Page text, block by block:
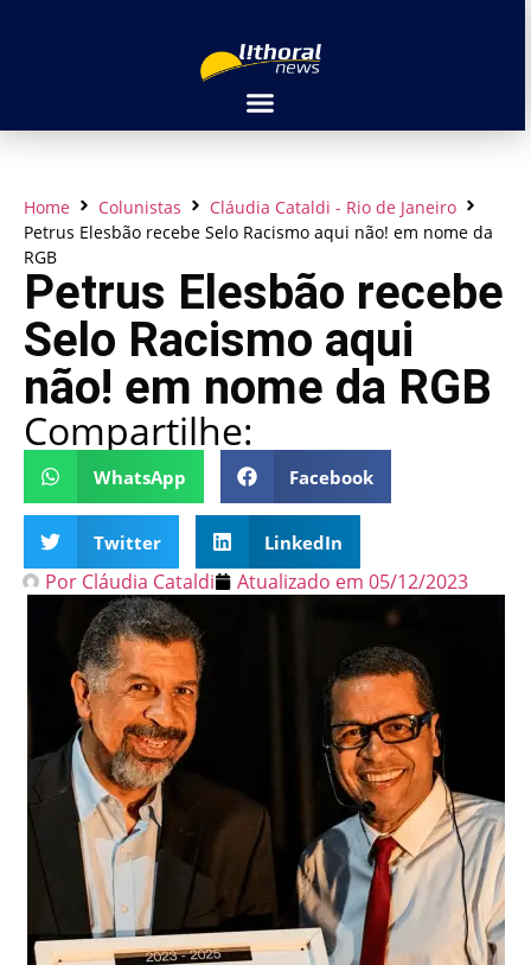
Home Colunistas
Cláudia Cataldi - Rio de Janeiro
Petrus Elesbão recebe Selo Racismo aqui não! em nome da
RGB
Petrus Elesbão recebe
Selo Racismo aqui
não! em nome da RGB
Compartilhe:
WhatsApp Facebook
Twitter LinkedIn
Por Cláudia Cataldi Atualizado em 05/12/2023